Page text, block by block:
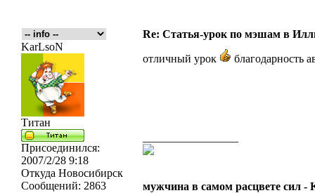
Re: Статья-урок по мэшам в
KarLsoN
Титан
Присоединился:
2007/2/28 9:18
Откуда Новосибирск
Сообщений: 2863
отличный урок благодарность
мужчина в самом расцвете сил -